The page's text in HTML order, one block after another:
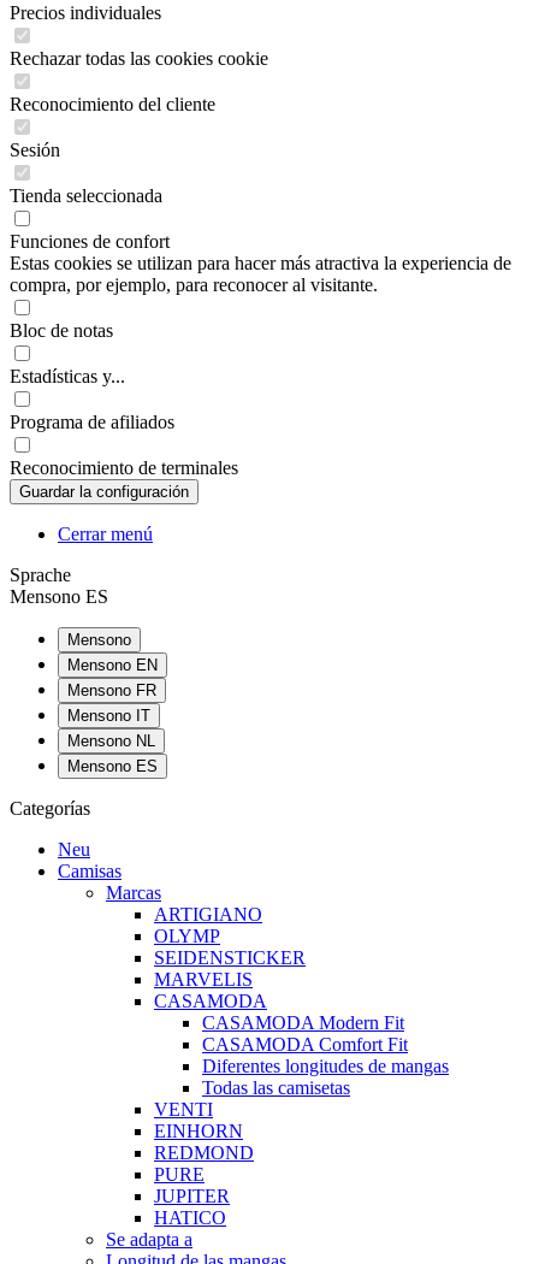
Precios individuales
Rechazar todas las cookies cookie
Reconocimiento del cliente
Sesión
Tienda seleccionada
Funciones de confort
Estas cookies se utilizan para hacer más atractiva la experiencia de
compra, por ejemplo, para reconocer al visitante.
Bloc de notas
Estadísticas y...
Programa de afiliados
Reconocimiento de terminales
Cerrar menú
Sprache
Mensono ES
Mensono
Mensono EN
Mensono FR
Mensono IT
Mensono NL
Mensono ES
Categorías
Neu
Camisas
Marcas
ARTIGIANO
OLYMP
SEIDENSTICKER
MARVELIS
CASAMODA
CASAMODA Modern Fit
CASAMODA Comfort Fit
Diferentes longitudes de mangas
Todas las camisetas
VENTI
EINHORN
REDMOND
PURE
JUPITER
HATICO
Se adapta a